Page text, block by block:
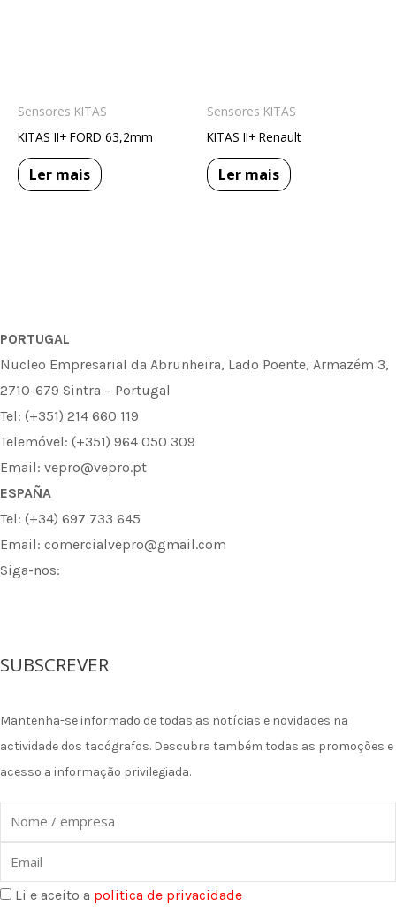
Sensores KITAS
KITAS II+ FORD 63,2mm
Ler mais
Sensores KITAS
KITAS II+ Renault
Ler mais
PORTUGAL
Nucleo Empresarial da Abrunheira, Lado Poente, Armazém 3,
2710-679 Sintra – Portugal
Tel: (+351) 214 660 119
Telemóvel: (+351) 964 050 309
Email: vepro@vepro.pt
ESPAÑA
Tel: (+34) 697 733 645
Email: comercialvepro@gmail.com
Siga-nos:
a
c
e
b
o
o
n
s
t
a
g
r
n
k
e
d
i
SUBSCREVER
Mantenha-se informado de todas as notícias e novidades na
actividade dos tacógrafos. Descubra também todas as promoções e
acesso a informação privilegiada.
Nome
Li e aceito a politica de privacidade